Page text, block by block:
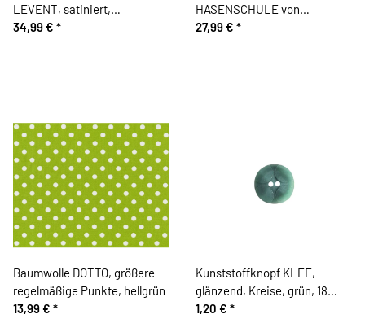
LEVENT, satiniert,
Leopardenmuster, limette
34,99 € *
HASENSCHULE von
Susalabim
27,99 € *
Baumwolle DOTTO, größere
regelmäßige Punkte, hellgrün
13,99 € *
Kunststoffknopf KLEE,
glänzend, Kreise, grün, 18
mm, Union Knopf
1,20 € *